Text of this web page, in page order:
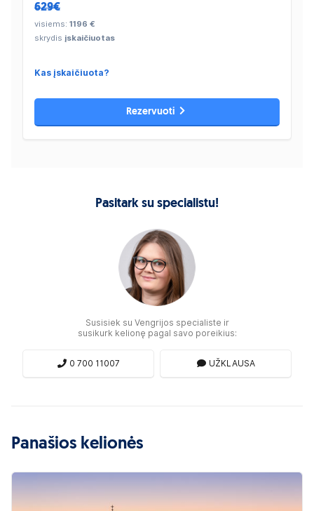
629€
visiems: 1196 €
skrydis įskaičiuotas
Kas įskaičiuota?
Rezervuoti
Pasitark su specialistu!
Susisiek su Vengrijos specialiste ir
susikurk kelionę pagal savo poreikius:
0 700 11007 UŽKLAUSA
Panašios kelionės